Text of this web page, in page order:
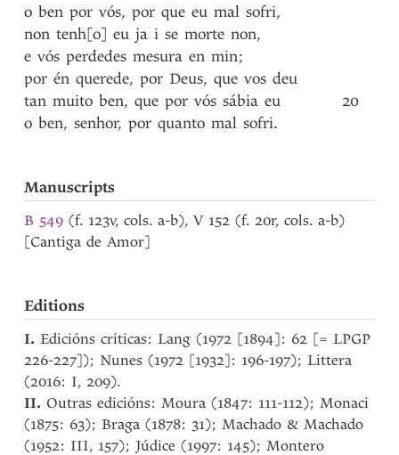
o ben por vós, por que eu mal sofri,
non tenh[o] eu ja i se morte non,
e vós perdedes mesura en min;
por én querede, por Deus, que vos deu
tan muito ben, que por vós sábia eu
o ben, senhor, por quanto mal sofri.
20
Manuscripts
B 549 (f. 123v, cols. a-b), V 152 (f. 20r, cols. a-b)
[Cantiga de Amor]
Editions
I. Edicións críticas: Lang (1972 [1894]: 62 [= LPGP
226-227]); Nunes (1972 [1932]: 196-197); Littera
(2016: I, 209).
II. Outras edicións: Moura (1847: 111-112); Monaci
(1875: 63); Braga (1878: 31); Machado & Machado
(1952: III, 157); Júdice (1997: 145); Montero